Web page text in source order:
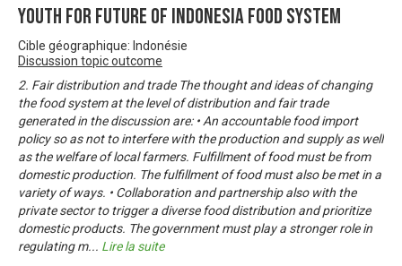
Youth For Future of Indonesia Food System
Cible géographique: Indonésie
Discussion topic outcome
2. Fair distribution and trade The thought and ideas of changing
the food system at the level of distribution and fair trade
generated in the discussion are: • An accountable food import
policy so as not to interfere with the production and supply as well
as the welfare of local farmers. Fulfillment of food must be from
domestic production. The fulfillment of food must also be met in a
variety of ways. • Collaboration and partnership also with the
private sector to trigger a diverse food distribution and prioritize
domestic products. The government must play a stronger role in
regulating m... Lire la suite